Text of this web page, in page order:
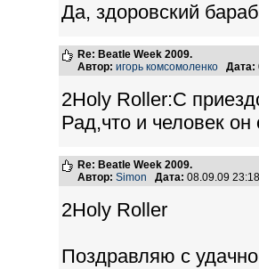
Да, здоровский
Re: Beatle Week 2009.
Автор: игорь комсомоленко Дата:
2Holy Roller:С
Рад,что и человек
Re: Beatle Week 2009.
Автор: Simon Дата: 08.09.09
2Holy Roller
Поздравляю с